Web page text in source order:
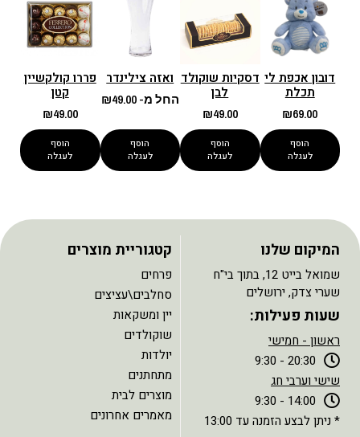
דובון אכפת לי
תכלת
₪69.00
הוסף
לעגלה
דסקיות שוקולד
לבן
₪49.00
הוסף
לעגלה
ואזה צילינדר
החל מ- ₪49.00
הוסף
לעגלה
פררו קולקשיין
קטן
₪49.00
הוסף
לעגלה
המיקום שלנו
שמואל בייט 12, בתוך בי"ח
שערי צדק, ירושלים
שעות פעילות:
ראשון - חמישי
20:30 - 9:30
שישי וערבי חג
14:00 - 9:30
* ניתן לבצע הזמנה עד 13:00
קטגוריית מוצרים
פרחים
סחלבים\עציצים
יין ומשקאות
שוקולדים
יולדות
מתחתנים
מוצרים לבית
מאמרים אחרונים